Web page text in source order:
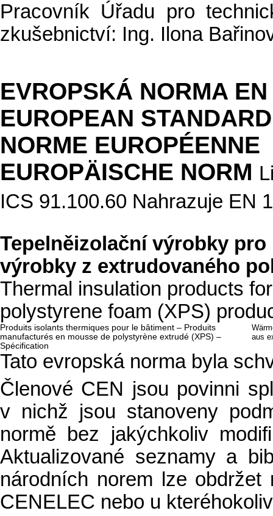
Pracovník Úřadu pro
zkušebnictví: Ing. Ilona
EVROPSKÁ NORMA
EUROPEAN STANDARD
NORME EUROPÉENNE
EUROPÄISCHE NORM
ICS 91.100.60 Nahrazuje EN
Tepelněizolační výrobky
výrobky z extrudovaného
Thermal insulation products
polystyrene foam (XPS)
Produits isolants thermiques pour le bâtiment – Produits
manufacturés en mousse de polystyrène extrudé (XPS) –
Spécification
aus
Tato evropská norma byla
Členové CEN jsou povinni
v nichž jsou stanoveny
normě bez jakýchkoliv
Aktualizované seznamy a
národních norem lze
CENELEC nebo u